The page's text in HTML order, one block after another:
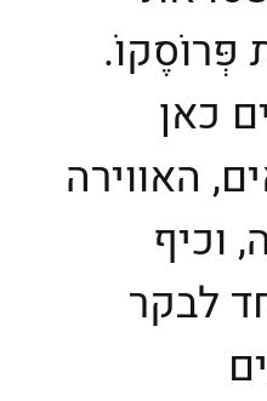
פְּרוֹסֶקוֹ.
כאן
האווירה
וכיף
לבקר